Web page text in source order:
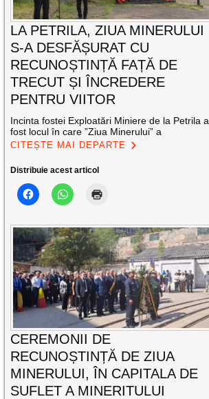
LA PETRILA, ZIUA MINERULUI
S-A DESFĂȘURAT CU
RECUNOȘTINȚĂ FAȚĂ DE
TRECUT ȘI ÎNCREDERE
PENTRU VIITOR
Incinta fostei Exploatări Miniere de la Petrila a
fost locul în care ”Ziua Minerului” a
CITEȘTE MAI DEPARTE
Distribuie acest articol
CEREMONII DE
RECUNOȘTINȚĂ DE ZIUA
MINERULUI, ÎN CAPITALA DE
SUFLET A MINERITULUI